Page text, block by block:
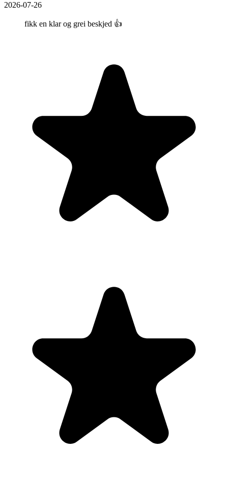
2026-07-26
fikk en klar og grei beskjed 👍